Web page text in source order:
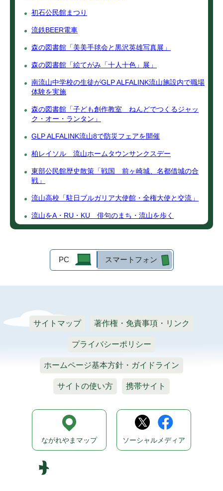
初石公民館まつり
流鉄BEER電車
森の図書館「美美手毬会と黒沢英雄写真展」
森の図書館「絵てがみ「十人十色」展」
南流山中学校の生徒がGLP ALFALINK流山施設内で職場
体験を実施
森の図書館「子ども創作教室 ねんどでつくるジャッ
ク・オー・ランタン」
GLP ALFALINK流山8で防災フェアを開催
柏レイソル 流山ホームタウンサンクスデー
東部公民館歴史散策「戦国 前ヶ崎城、名都借城の合
戦」
流山高校「駐日ブルガリア大使館・全権大使と交流」
流山をA・RU・KU 俳句のまち・流山を歩く
PC スマートフォン
サイトマップ 著作権・免責事項・リンク
プライバシーポリシー
ホームページ基本方針・ガイドライン
サイトの使い方 携帯サイト
ながれやまマップ ソーシャルメディア